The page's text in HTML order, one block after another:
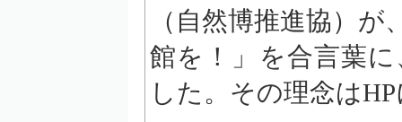
（自然博推進協）
館を！」を合言葉
した。その理念は